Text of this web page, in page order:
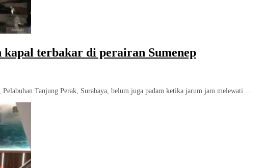
terbakar di perairan Sumenep
Tanjung Perak, Surabaya, belum juga padam ketika jarum jam melewati ...